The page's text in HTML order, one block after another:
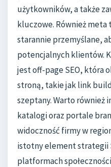
użytkowników, a także
kluczowe. Również meta
starannie przemyślane,
potencjalnych klientów.
jest off-page SEO, która
stroną, takie jak link
szeptany. Warto również
katalogi oraz portale
widoczność firmy w
istotny element strategii
platformach